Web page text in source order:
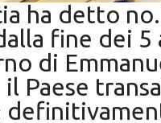
ha detto
fine dei 5
di
il Paese